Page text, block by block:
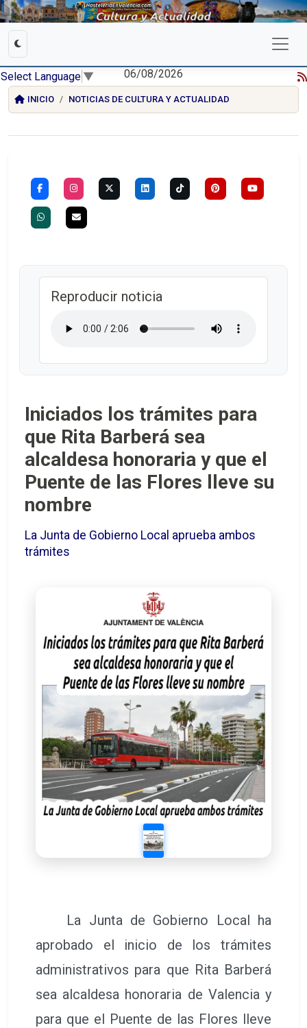
Select Language ▼ 06/08/2026
INICIO NOTICIAS DE CULTURA Y ACTUALIDAD
Reproducir noticia
Iniciados los trámites para
que Rita Barberá sea
alcaldesa honoraria y que el
Puente de las Flores lleve su
nombre
La Junta de Gobierno Local aprueba ambos
trámites
La Junta de Gobierno Local ha
aprobado el inicio de los trámites
administrativos para que Rita Barberá
sea alcaldesa honoraria de Valencia y
para que el Puente de las Flores lleve